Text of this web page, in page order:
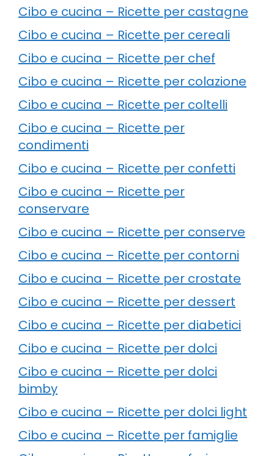
Cibo e cucina – Ricette per castagne
Cibo e cucina – Ricette per cereali
Cibo e cucina – Ricette per chef
Cibo e cucina – Ricette per colazione
Cibo e cucina – Ricette per coltelli
Cibo e cucina – Ricette per
condimenti
Cibo e cucina – Ricette per confetti
Cibo e cucina – Ricette per
conservare
Cibo e cucina – Ricette per conserve
Cibo e cucina – Ricette per contorni
Cibo e cucina – Ricette per crostate
Cibo e cucina – Ricette per dessert
Cibo e cucina – Ricette per diabetici
Cibo e cucina – Ricette per dolci
Cibo e cucina – Ricette per dolci
bimby
Cibo e cucina – Ricette per dolci light
Cibo e cucina – Ricette per famiglie